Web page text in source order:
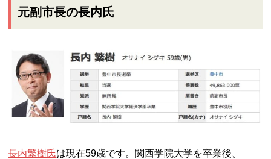
元副市長の長内氏
長内繁樹氏は現在59歳です。関西学院大学を卒業後、